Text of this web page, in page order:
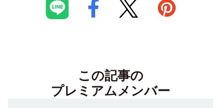
この記事の
プレミアムメンバー